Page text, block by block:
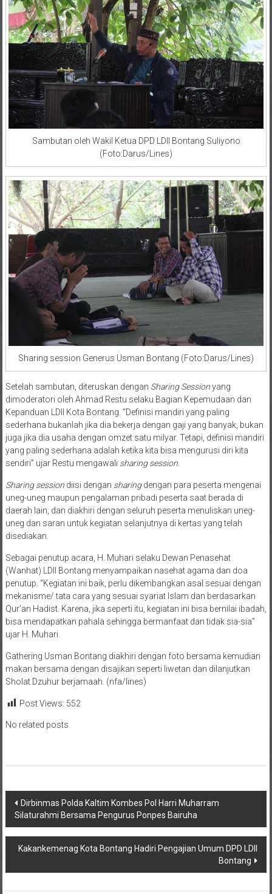
Sambutan oleh Wakil Ketua DPD LDII Bontang Suliyono
(Foto:Darus/Lines)
Sharing session Generus Usman Bontang (Foto:Darus/Lines)
Setelah sambutan, diteruskan dengan Sharing Sessionyang
dimoderatori oleh Ahmad Restu selaku Bagian Kepemudaan dan
Kepanduan LDII Kota Bontang. “Definisi mandiri yang paling
sederhana bukanlah jika dia bekerja dengan gaji yang banyak, bukan
juga jika dia usaha dengan omzet satu milyar. Tetapi, definisi mandiri
yang paling sederhana adalah ketika kita bisa mengurusi diri kita
sendiri” ujar Restu mengawali sharingsession.
Sharingsessiondiisi dengan sharingdengan para peserta mengenai
uneg-uneg maupun pengalaman pribadi peserta saat berada di
daerah lain, dan diakhiri dengan seluruh peserta menuliskan uneg-
uneg dan saran untuk kegiatan selanjutnya di kertas yang telah
disediakan.
Sebagai penutup acara, H. Muhari selaku Dewan Penasehat
(Wanhat) LDII Bontang menyampaikan nasehat agama dan doa
penutup. “Kegiatan ini baik, perlu dikembangkan asal sesuai dengan
mekanisme/ tata cara yang sesuai syariat Islam dan berdasarkan
Qur’an Hadist. Karena, jika seperti itu, kegiatan ini bisa bernilai ibadah,
bisa mendapatkan pahala sehingga bermanfaat dan tidak sia-sia”
ujar H. Muhari.
Gathering Usman Bontang diakhiri dengan foto bersama kemudian
makan bersama dengan disajikan seperti liwetan dan dilanjutkan
Sholat Dzuhur berjamaah. (nfa/lines)
Post Views: 552
No related posts.
Navigasi
pos
Dirbinmas Polda Kaltim Kombes Pol Harri Muharram
Silaturahmi Bersama Pengurus Ponpes Bairuha
Kakankemenag Kota Bontang Hadiri Pengajian Umum DPD LDII
Bontang